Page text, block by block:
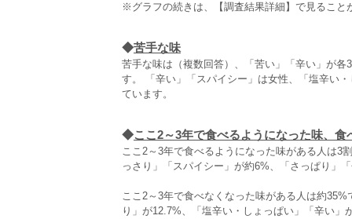
※グラフの続きは、【調査結果詳細】で見ること
◆苦手な味
苦手な味は（複数回答）、「苦い」「辛い」が
す。 「辛い」「スパイシー」は女性、「塩辛い
ています。
◆ここ2～3年で食べるようになった味、食
ここ2～3年で食べるようになった味がある人は3
っさり」「スパイシー」が約6%、「さっぱり」
ここ2～3年で食べなくなった味がある人は約
り」が12.7%、「塩辛い・しょっぱい」「辛い